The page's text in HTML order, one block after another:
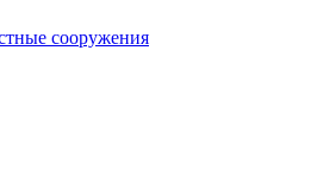
сооружения